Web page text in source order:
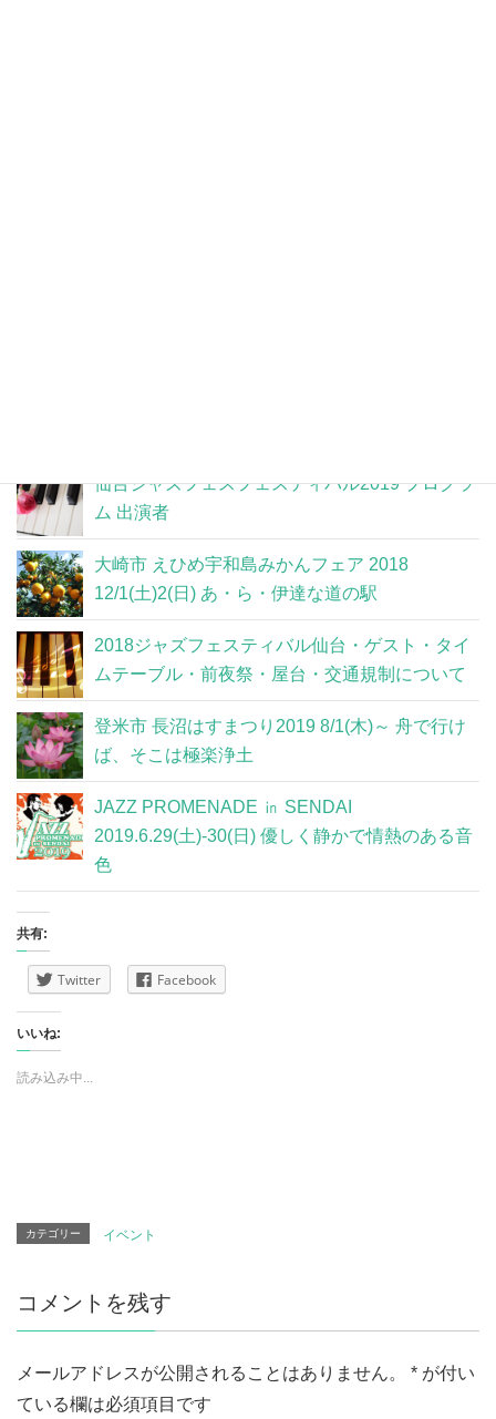
仙台ジャズフェスフェスティバル2019 プログラ
ム 出演者
大崎市 えひめ宇和島みかんフェア 2018
12/1(土)2(日) あ・ら・伊達な道の駅
2018ジャズフェスティバル仙台・ゲスト・タイ
ムテーブル・前夜祭・屋台・交通規制について
登米市 長沼はすまつり2019 8/1(木)～ 舟で行け
ば、そこは極楽浄土
JAZZ PROMENADE ㏌ SENDAI
2019.6.29(土)-30(日) 優しく静かで情熱のある音
色
共有:
Twitter Facebook
いいね:
読み込み中...
カテゴリー イベント
コメントを残す
メールアドレスが公開されることはありません。 * が付い
ている欄は必須項目です